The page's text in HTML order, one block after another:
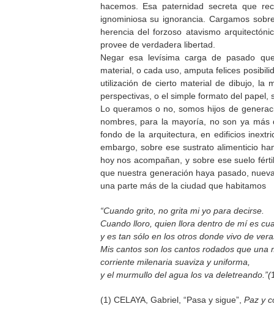
hacemos. Esa paternidad secreta que
ignominiosa su ignorancia. Cargamos
herencia del forzoso atavismo
provee de verdadera libertad.
Negar esa levísima carga de pasado
material, o cada uso, amputa felices
utilización de cierto material de dibujo, la
perspectivas, o el simple formato del papel,
Lo queramos o no, somos hijos de
nombres, para la mayoría, no son ya
fondo de la arquitectura, en edificios
embargo, sobre ese sustrato alimenticio
hoy nos acompañan, y sobre ese suelo
que nuestra generación haya pasado,
una parte más de la ciudad que habitamos
“Cuando grito, no grita mi yo para decirse.
Cuando lloro, quien llora dentro de mí es
y es tan sólo en los otros donde vivo de
Mis cantos son los cantos rodados que una
corriente milenaria suaviza y uniforma,
y el murmullo del agua los va deletreando.”(
(1) CELAYA, Gabriel, “Pasa y sigue”, Paz y